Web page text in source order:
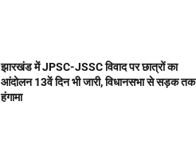
झारखंड में JPSC-JSSC विवाद पर छात्रों का
आंदोलन 13वें दिन भी जारी, विधानसभा से सड़क तक
हंगामा